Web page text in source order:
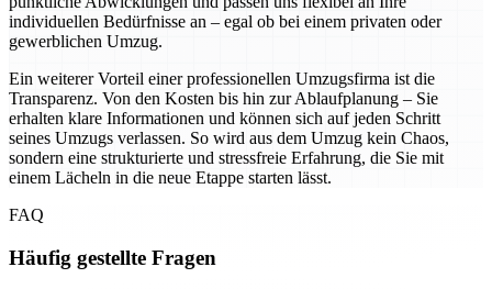
individuellen Bedürfnisse an – egal ob bei einem privaten oder
gewerblichen Umzug.
Ein weiterer Vorteil einer professionellen Umzugsfirma ist die
Transparenz. Von den Kosten bis hin zur Ablaufplanung – Sie
erhalten klare Informationen und können sich auf jeden Schritt
seines Umzugs verlassen. So wird aus dem Umzug kein Chaos,
sondern eine strukturierte und stressfreie Erfahrung, die Sie mit
einem Lächeln in die neue Etappe starten lässt.
FAQ
Häufig gestellte Fragen